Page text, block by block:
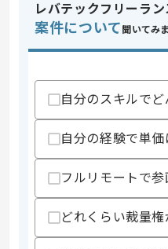
スキル
求
・
・
精算・お支払い
精
精
レバテックフリーラン
案件について 聞いてみ
自分のスキルで
自分の経験で単
フルリモートで
どれくらい裁量権